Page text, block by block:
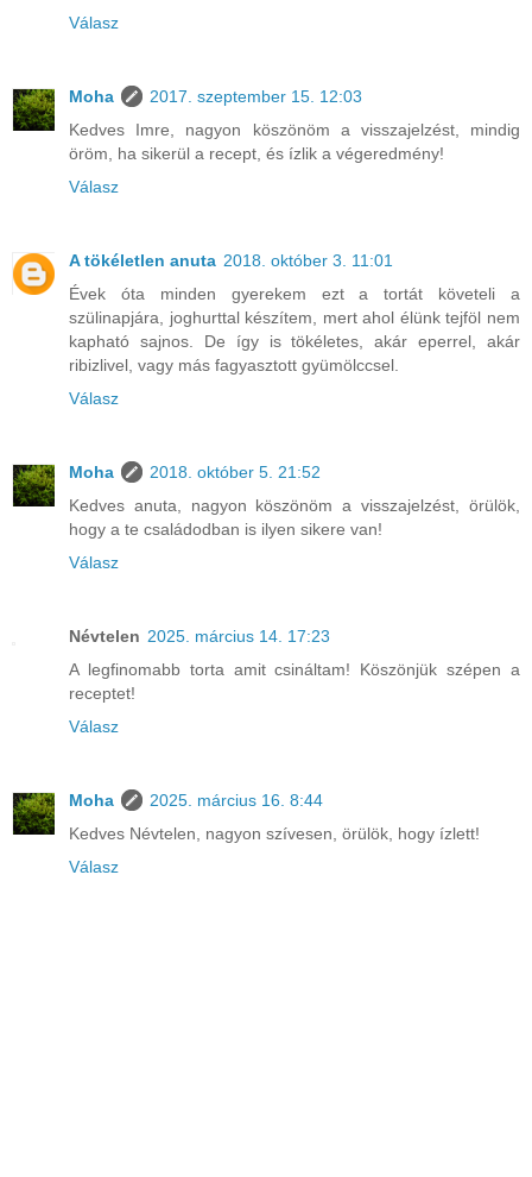
Válasz
Moha
2017. szeptember 15. 12:03
Kedves Imre, nagyon köszönöm a visszajelzést, mindig
öröm, ha sikerül a recept, és ízlik a végeredmény!
Válasz
A tökéletlen anuta 2018. október 3. 11:01
Évek óta minden gyerekem ezt a tortát követeli a
szülinapjára, joghurttal készítem, mert ahol élünk tejföl nem
kapható sajnos. De így is tökéletes, akár eperrel, akár
ribizlivel, vagy más fagyasztott gyümölccsel.
Válasz
Moha
2018. október 5. 21:52
Kedves anuta, nagyon köszönöm a visszajelzést, örülök,
hogy a te családodban is ilyen sikere van!
Válasz
Névtelen 2025. március 14. 17:23
A legfinomabb torta amit csináltam! Köszönjük szépen a
receptet!
Válasz
Moha
2025. március 16. 8:44
Kedves Névtelen, nagyon szívesen, örülök, hogy ízlett!
Válasz